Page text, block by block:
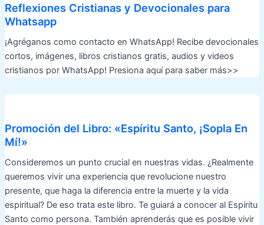
Reflexiones Cristianas y Devocionales para
Whatsapp
¡Agréganos como contacto en WhatsApp! Recibe devocionales
cortos, imágenes, libros cristianos gratis, audios y videos
cristianos por WhatsApp! Presiona aquí para saber más>>
Promoción del Libro: «Espíritu Santo, ¡Sopla En
Mí!»
Consideremos un punto crucial en nuestras vidas. ¿Realmente
queremos vivir una experiencia que revolucione nuestro
presente, que haga la diferencia entre la muerte y la vida
espiritual? De eso trata este libro. Te guiará a conocer al Espíritu
Santo como persona. También aprenderás que es posible vivir